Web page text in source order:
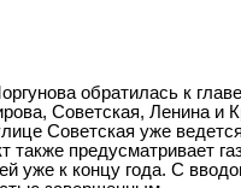
обратилась к
Советская, Ленина и
Советская уже
также предусматривает
уже к концу года. С